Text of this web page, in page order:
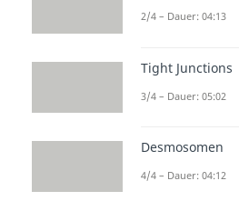
2/4 – Dauer: 04:13
Tight Junctions
3/4 – Dauer: 05:02
Desmosomen
4/4 – Dauer: 04:12